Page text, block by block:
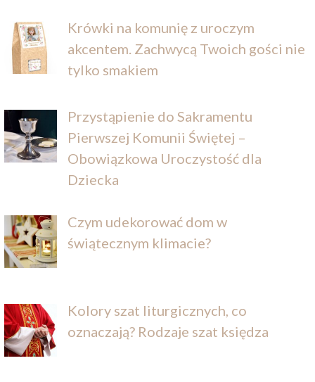
Krówki na komunię z uroczym
akcentem. Zachwycą Twoich gości nie
tylko smakiem
Przystąpienie do Sakramentu
Pierwszej Komunii Świętej –
Obowiązkowa Uroczystość dla
Dziecka
Czym udekorować dom w
świątecznym klimacie?
Kolory szat liturgicznych, co
oznaczają? Rodzaje szat księdza